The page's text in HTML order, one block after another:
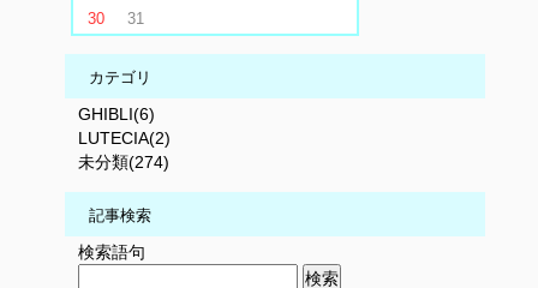
30
31
カテゴリ
GHIBLI(6)
LUTECIA(2)
未分類(274)
記事検索
検索語句